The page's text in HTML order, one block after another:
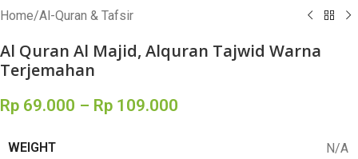
Home/Al-Quran & Tafsir
Al Quran Al Majid, Alquran Tajwid Warna
Terjemahan
Rp 69.000 – Rp 109.000
WEIGHT N/A